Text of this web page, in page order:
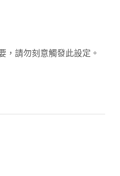
請勿刻意觸發此設定。